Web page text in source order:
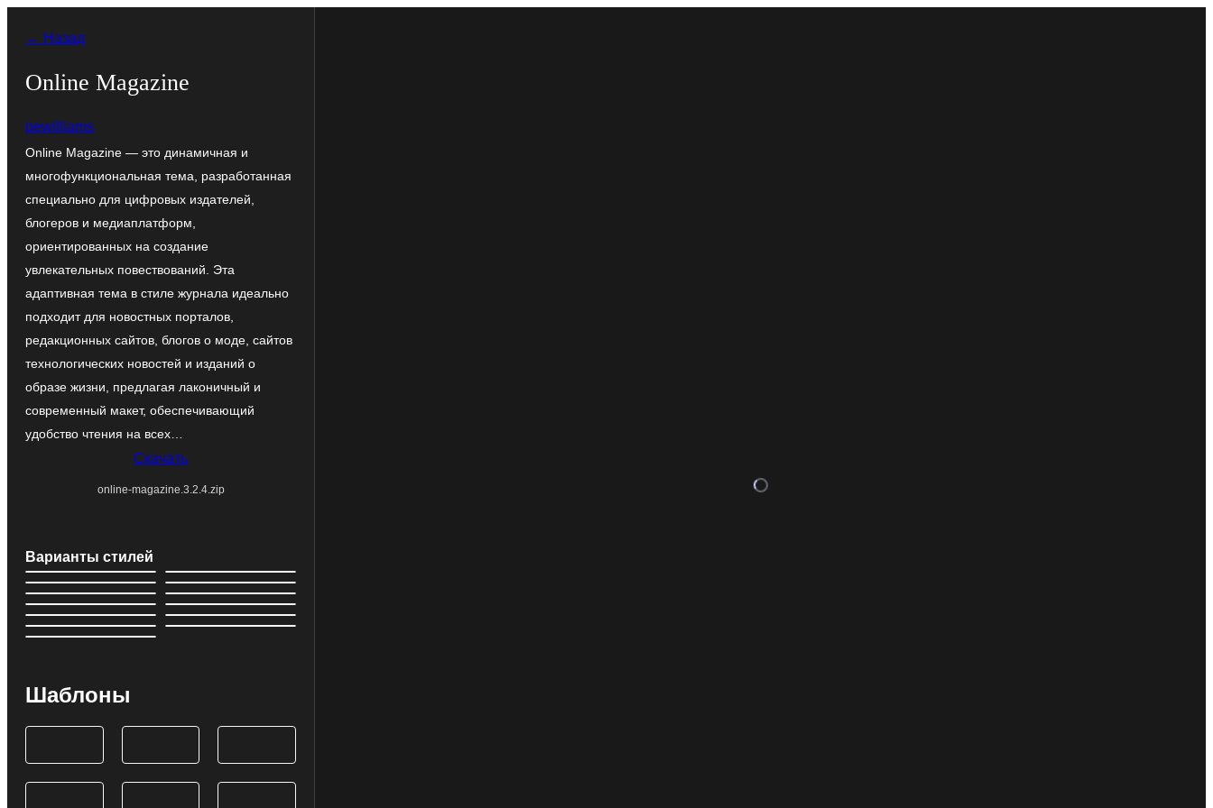
содержимому
← Назад
Online Magazine
pewilliams
Online Magazine — это динамичная и
многофункциональная тема, разработанная
специально для цифровых издателей,
блогеров и медиаплатформ,
ориентированных на создание
увлекательных повествований. Эта
адаптивная тема в стиле журнала идеально
подходит для новостных порталов,
редакционных сайтов, блогов о моде, сайтов
технологических новостей и изданий о
образе жизни, предлагая лаконичный и
современный макет, обеспечивающий
удобство чтения на всех…
Скачать
online-magazine.3.2.4.zip
Варианты стилей
Шаблоны